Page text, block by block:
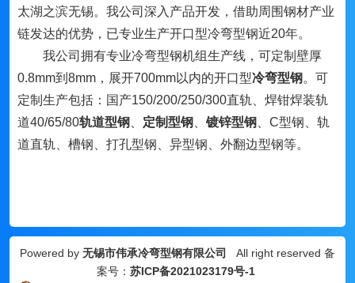
太湖之滨无锡。我公司深入产品开发，借助周围钢材产业
链发达的优势，已专业生产开口型冷弯型钢近20年。
我公司拥有专业冷弯型钢机组生产线，可定制壁厚
0.8mm到8mm，展开700mm以内的开口型冷弯型钢 。可
定制生产包括：国产150/200/250/300直轨、焊钳焊装轨
道40/65/80轨道型钢 定制型钢 镀锌型钢
C型钢、轨
道直轨、槽钢、打孔型钢、异型钢、外翻边型钢等。
Powered by 无锡市伟承冷弯型钢有限公司
All right reserved 备
案号： 苏ICP备2021023179号-1